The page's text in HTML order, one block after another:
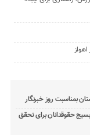
بمناسبت روز خبرنگار
حقوقدانان برای تحقق